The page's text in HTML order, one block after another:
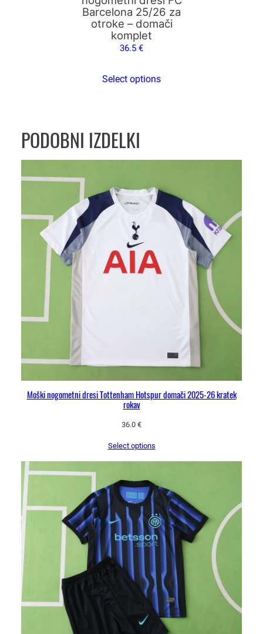
Barcelona 25/26 za
otroke – domači
komplet
36.5 €
Select options
izdelka
PODOBNI IZDELKI
Moški nogometni dresi Tottenham Hotspur domači 2025-26 kratek
rokav
36.0 €
Select options